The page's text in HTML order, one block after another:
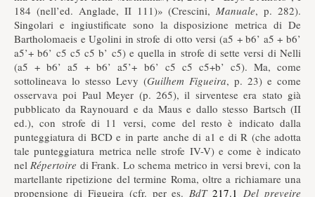
184 (nell’ed. Anglade, II 111)» (Crescini,Manuale, p. 282).
Singolari e ingiustificate sono la disposizione metrica di De
Bartholomaeis e Ugolini in strofe di otto versi (a5 + b6’ a5 + b6’
a5’+ b6’ c5 c5 c5 b’ c5) e quella in strofe di sette versi di Nelli
(a5 + b6’ a5 + b6’ a5’+ b6’ c5 c5 c5+b’ c5). Ma, come
sottolineava lo stesso Levy (Guilhem Figueira, p. 23) e come
osservava poi Paul Meyer (p. 265), il sirventese era stato già
pubblicato da Raynouard e da Maus e dallo stesso Bartsch (II
ed.), con strofe di 11 versi, come del resto è indicato dalla
punteggiatura di BCD e in parte anche di a1 e di R (che adotta
tale punteggiatura metrica nelle strofe IV-V) e come è indicato
nelRépertoire di Frank. Lo schema metrico in versi brevi, con la
martellante ripetizione del termine Roma, oltre a richiamare una
propensione di Figueira (cfr. per es.BdT 217.1 Del preveire